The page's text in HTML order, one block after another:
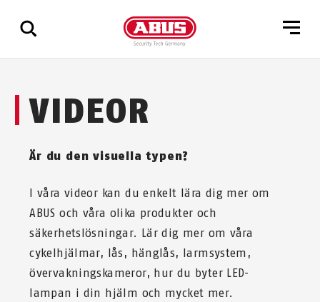
alla
resultat
VIDEOR
Är du den visuella typen?
I våra videor kan du enkelt lära dig mer om
ABUS och våra olika produkter och
säkerhetslösningar. Lär dig mer om våra
cykelhjälmar, lås, hänglås, larmsystem,
övervakningskameror, hur du byter LED-
lampan i din hjälm och mycket mer.